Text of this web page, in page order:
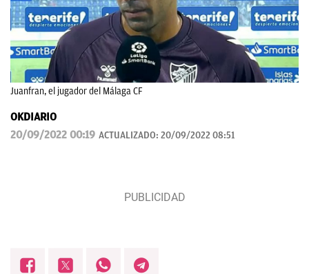
Juanfran, el jugador del Málaga CF
OKDIARIO
20/09/2022 00:19 ACTUALIZADO: 20/09/2022 08:51